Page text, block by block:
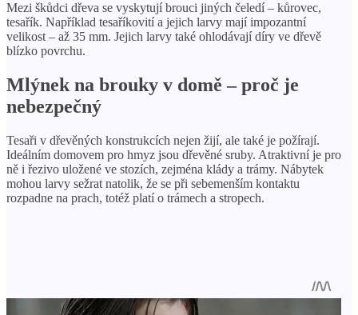
Mezi škůdci dřeva se vyskytují brouci jiných čeledí – kůrovec,
tesařík. Například tesaříkovití a jejich larvy mají impozantní
velikost – až 35 mm. Jejich larvy také ohlodávají díry ve dřevě
blízko povrchu.
Mlýnek na brouky v domě – proč je
nebezpečný
Tesaři v dřevěných konstrukcích nejen žijí, ale také je požírají.
Ideálním domovem pro hmyz jsou dřevěné sruby. Atraktivní je pro
ně i řezivo uložené ve stozích, zejména klády a trámy. Nábytek
mohou larvy sežrat natolik, že se při sebemenším kontaktu
rozpadne na prach, totéž platí o trámech a stropech.